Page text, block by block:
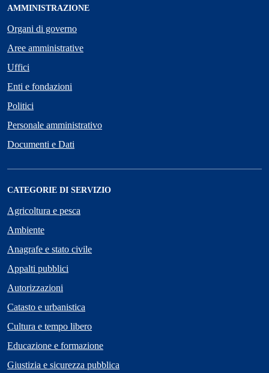
AMMINISTRAZIONE
Organi di governo
Aree amministrative
Uffici
Enti e fondazioni
Politici
Personale amministrativo
Documenti e Dati
CATEGORIE DI SERVIZIO
Agricoltura e pesca
Ambiente
Anagrafe e stato civile
Appalti pubblici
Autorizzazioni
Catasto e urbanistica
Cultura e tempo libero
Educazione e formazione
Giustizia e sicurezza pubblica